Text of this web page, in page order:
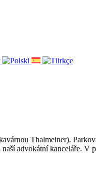
Thalmeiner).
advokátní kanceláře.